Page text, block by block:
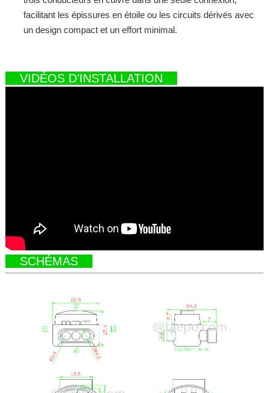
facilitant les épissures en étoile ou les circuits dérivés avec
un design compact et un effort minimal.
VIDÉOS D’INSTALLATION
SCHÉMAS